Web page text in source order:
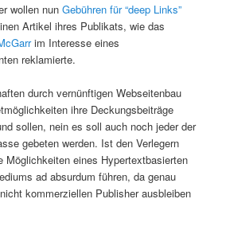
wollen nunGebühren für “deep Links”
Artikel ihres Publikats, wie das
im Interesse eines
reklamierte.
durch vernünftigen Webseitenbau
ihre Deckungsbeiträge
sollen, nein es soll auch noch jeder der
gebeten werden. Ist den Verlegern
Möglichkeiten eines Hypertextbasierten
ad absurdum führen, da genau
kommerziellen Publisher ausbleiben